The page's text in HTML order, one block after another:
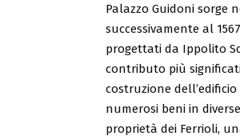
Palazzo Guidoni sorge
successivamente al
progettati da Ippolito
contributo più
costruzione
numerosi beni in
proprietà dei Ferrioli,